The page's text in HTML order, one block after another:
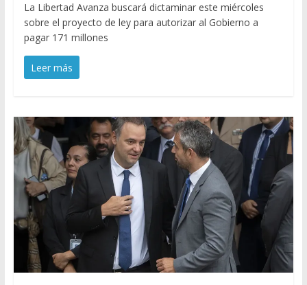
La Libertad Avanza buscará dictaminar este miércoles
sobre el proyecto de ley para autorizar al Gobierno a
pagar 171 millones
Leer más